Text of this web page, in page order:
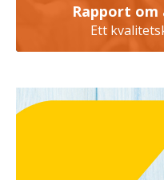
Rapport om
Ett